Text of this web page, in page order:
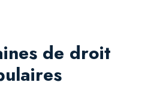
de droit